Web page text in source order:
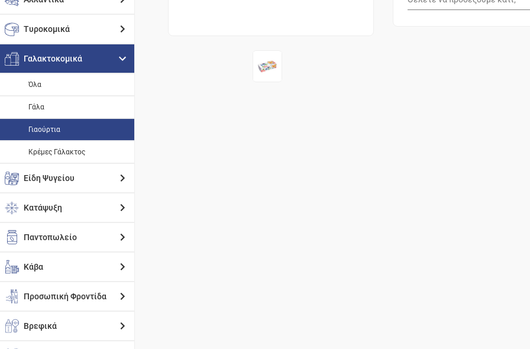
Τυροκομικά
Γαλακτοκομικά
Όλα
Γάλα
Γιαούρτια
Κρέμες Γάλακτος
Είδη Ψυγείου
Κατάψυξη
Παντοπωλείο
Κάβα
Προσωπική Φροντίδα
Βρεφικά